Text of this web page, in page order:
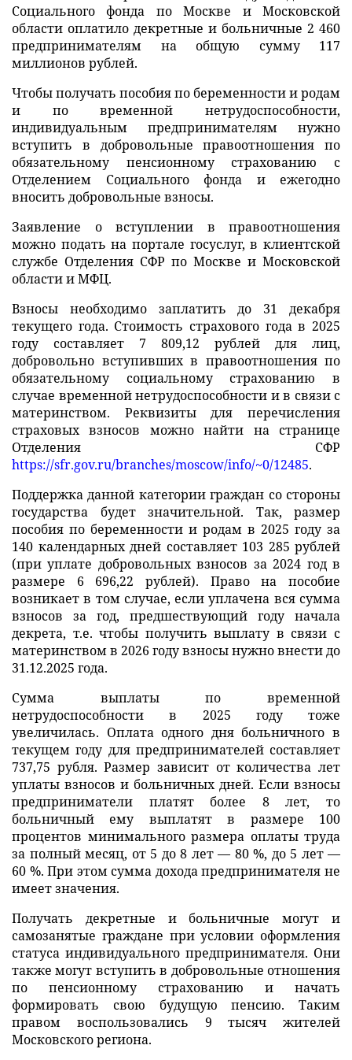
Социального фонда по Москве и Московской
области оплатило декретные и больничные 2 460
предпринимателям на общую сумму 117
миллионов рублей.
Чтобы получать пособия по беременности и родам
и по временной нетрудоспособности,
индивидуальным предпринимателям нужно
вступить в добровольные правоотношения по
обязательному пенсионному страхованию с
Отделением Социального фонда и ежегодно
вносить добровольные взносы.
Заявление о вступлении в правоотношения
можно подать на портале госуслуг, в клиентской
службе Отделения СФР по Москве и Московской
области и МФЦ.
Взносы необходимо заплатить до 31 декабря
текущего года. Стоимость страхового года в 2025
году составляет 7 809,12 рублей для лиц,
добровольно вступивших в правоотношения по
обязательному социальному страхованию в
случае временной нетрудоспособности и в связи с
материнством. Реквизиты для перечисления
страховых взносов можно найти на странице
Отделения СФР
https://sfr.gov.ru/branches/moscow/info/~0/12485.
Поддержка данной категории граждан со стороны
государства будет значительной. Так, размер
пособия по беременности и родам в 2025 году за
140 календарных дней составляет 103 285 рублей
(при уплате добровольных взносов за 2024 год в
размере 6 696,22 рублей). Право на пособие
возникает в том случае, если уплачена вся сумма
взносов за год, предшествующий году начала
декрета, т.е. чтобы получить выплату в связи с
материнством в 2026 году взносы нужно внести до
31.12.2025 года.
Сумма выплаты по временной
нетрудоспособности в 2025 году тоже
увеличилась. Оплата одного дня больничного в
текущем году для предпринимателей составляет
737,75 рубля. Размер зависит от количества лет
уплаты взносов и больничных дней. Если взносы
предприниматели платят более 8 лет, то
больничный ему выплатят в размере 100
процентов минимального размера оплаты труда
за полный месяц, от 5 до 8 лет — 80 %, до 5 лет —
60 %. При этом сумма дохода предпринимателя не
имеет значения.
Получать декретные и больничные могут и
самозанятые граждане при условии оформления
статуса индивидуального предпринимателя. Они
также могут вступить в добровольные отношения
по пенсионному страхованию и начать
формировать свою будущую пенсию. Таким
правом воспользовались 9 тысяч жителей
Московского региона.